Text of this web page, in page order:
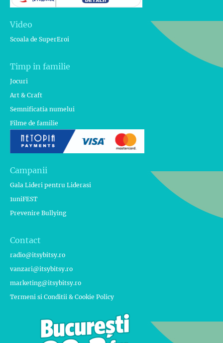
Video
Scoala de SuperEroi
Timp in familie
Jocuri
Art & Craft
Semnificatia numelui
Filme de familie
Campanii
Gala Lideri pentru Liderasi
1uniFEST
Prevenire Bullying
Contact
radio@itsybitsy.ro
vanzari@itsybitsy.ro
marketing@itsybitsy.ro
Termeni si Conditii & Cookie Policy